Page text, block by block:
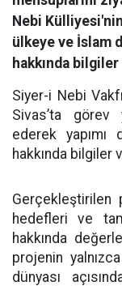
Nebi
ülkeye ve İslam
hakkında
Siyer-i Nebi
Sivas’ta görev
ederek
hakkında bilgiler
Gerçekleştirilen
hedefleri ve
hakkında
projenin
dünyası